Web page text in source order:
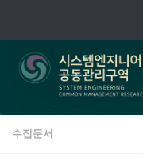
수집문서